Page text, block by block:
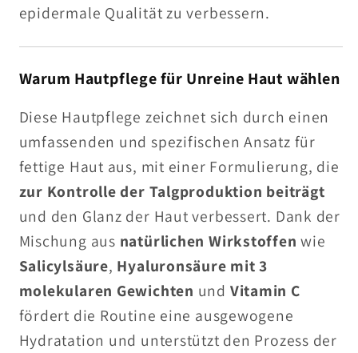
epidermale Qualität zu verbessern.
Warum Hautpflege für Unreine Haut wählen
Diese Hautpflege zeichnet sich durch einen
umfassenden und spezifischen Ansatz für
fettige Haut aus, mit einer Formulierung, die
zur Kontrolle der Talgproduktion beiträgt
und den Glanz der Haut verbessert. Dank der
Mischung aus natürlichen Wirkstoffen wie
Salicylsäure, Hyaluronsäure mit 3
molekularen Gewichten und Vitamin C
fördert die Routine eine ausgewogene
Hydratation und unterstützt den Prozess der